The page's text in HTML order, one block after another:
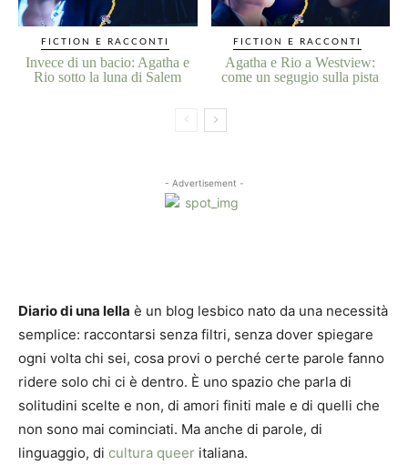
FICTION E RACCONTI
Invece di un bacio: Agatha e
Rio sotto la luna di Salem
FICTION E RACCONTI
Agatha e Rio a Westview:
come un segugio sulla pista
- Advertisement -
Diario di una lella è un blog lesbico nato da una necessità
semplice: raccontarsi senza filtri, senza dover spiegare
ogni volta chi sei, cosa provi o perché certe parole fanno
ridere solo chi ci è dentro. È uno spazio che parla di
solitudini scelte e non, di amori finiti male e di quelli che
non sono mai cominciati. Ma anche di parole, di
linguaggio, di cultura queer italiana.